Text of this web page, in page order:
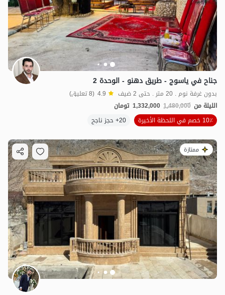
جناح في ياسوج - طريق دهنو - الوحدة 2
بدون غرفة نوم . 20 متر . حتى 2 ضيف 4.9 (8 تعليق)
الليلة من 1,480,000
1,332,000 تومان
10٪ خصم في اللحظة الأخيرة
20+ حجز ناجح
ممتازة